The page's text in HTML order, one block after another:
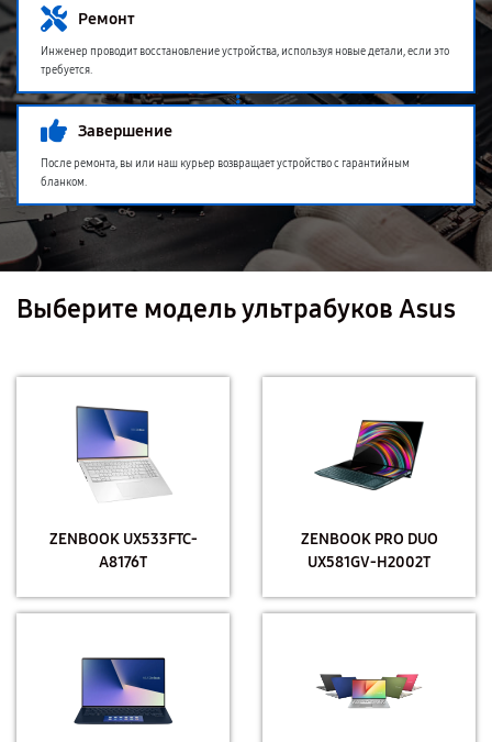
Ремонт
Инженер проводит восстановление устройства, используя новые детали, если это
требуется.
Завершение
После ремонта, вы или наш курьер возвращает устройство с гарантийным
бланком.
Выберите модель ультрабуков Asus
ZENBOOK UX533FTC-
A8176T
ZENBOOK PRO DUO
UX581GV-H2002T